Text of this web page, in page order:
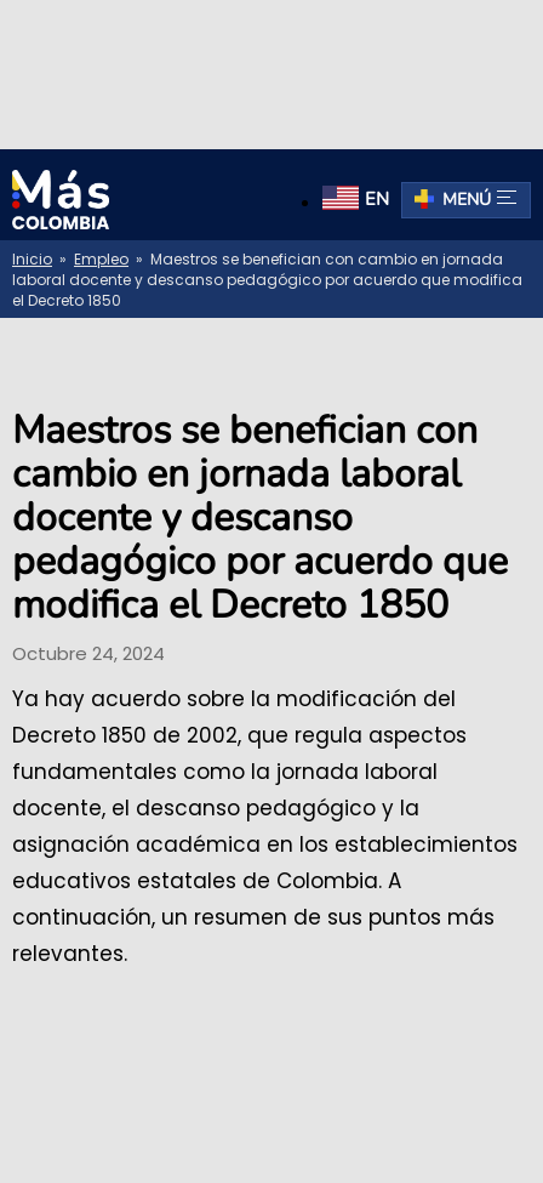
EN MENÚ
Inicio » Empleo » Maestros se benefician con cambio en jornada
laboral docente y descanso pedagógico por acuerdo que modifica
el Decreto 1850
Maestros se benefician con
cambio en jornada laboral
docente y descanso
pedagógico por acuerdo que
modifica el Decreto 1850
Octubre 24, 2024
Ya hay acuerdo sobre la modificación del
Decreto 1850 de 2002, que regula aspectos
fundamentales como la jornada laboral
docente, el descanso pedagógico y la
asignación académica en los establecimientos
educativos estatales de Colombia. A
continuación, un resumen de sus puntos más
relevantes.